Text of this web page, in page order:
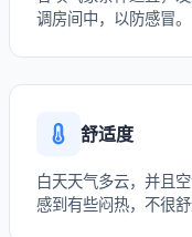
调房间中，以防感冒。
舒适度
白天天气多云，并且
感到有些闷热，不很舒